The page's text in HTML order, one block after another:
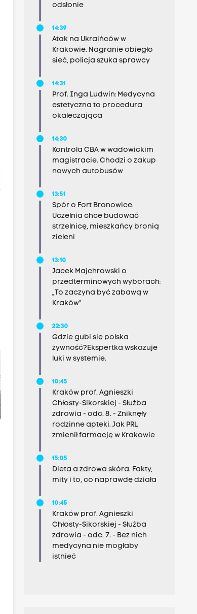
odsłonie
14:39
Atak na Ukraińców w
Krakowie. Nagranie obiegło
sieć, policja szuka sprawcy
14:31
Prof. Inga Ludwin: Medycyna
estetyczna to procedura
okaleczająca
14:30
Kontrola CBA w wadowickim
magistracie. Chodzi o zakup
nowych autobusów
13:51
Spór o Fort Bronowice.
Uczelnia chce budować
strzelnicę, mieszkańcy bronią
zieleni
13:10
Jacek Majchrowski o
przedterminowych wyborach:
„To zaczyna być zabawą w
Kraków”
22:30
Gdzie gubi się polska
żywność?Ekspertka wskazuje
luki w systemie.
10:45
Kraków prof. Agnieszki
Chłosty-Sikorskiej - Służba
zdrowia - odc. 8. - Zniknęły
rodzinne apteki. Jak PRL
zmienił farmację w Krakowie
15:05
Dieta a zdrowa skóra. Fakty,
mity i to, co naprawdę działa
10:45
Kraków prof. Agnieszki
Chłosty-Sikorskiej - Służba
zdrowia - odc. 7. - Bez nich
medycyna nie mogłaby
istnieć